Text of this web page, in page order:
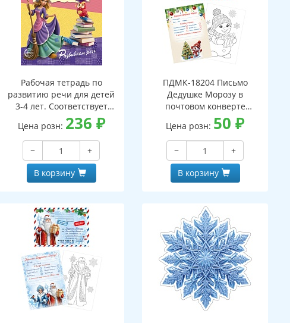
Рабочая тетрадь по
развитию речи для детей
3-4 лет. Соответствует
ФГОС ДО - 3-е изд. испр.
Цена розн: 236 ₽
−
+
В корзину
ПДМК-18204 Письмо
Дедушке Морозу в
почтовом конверте
(конверт, письмо с текстом
и раскраской на обороте,
вырубная фигурка)
Цена розн: 50₽
−
+
В корзину